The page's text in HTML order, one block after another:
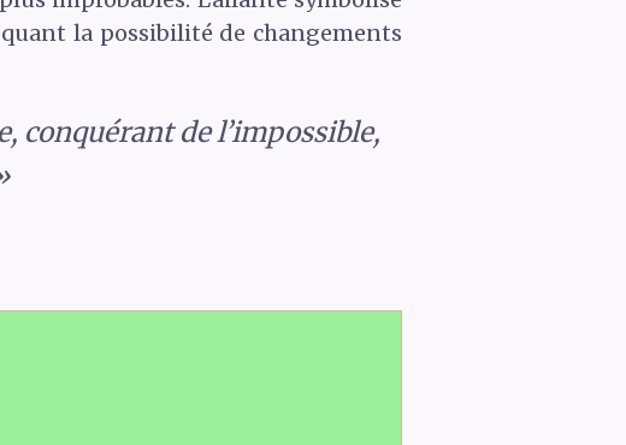
la possibilité de changements
conquérant de l’impossible,